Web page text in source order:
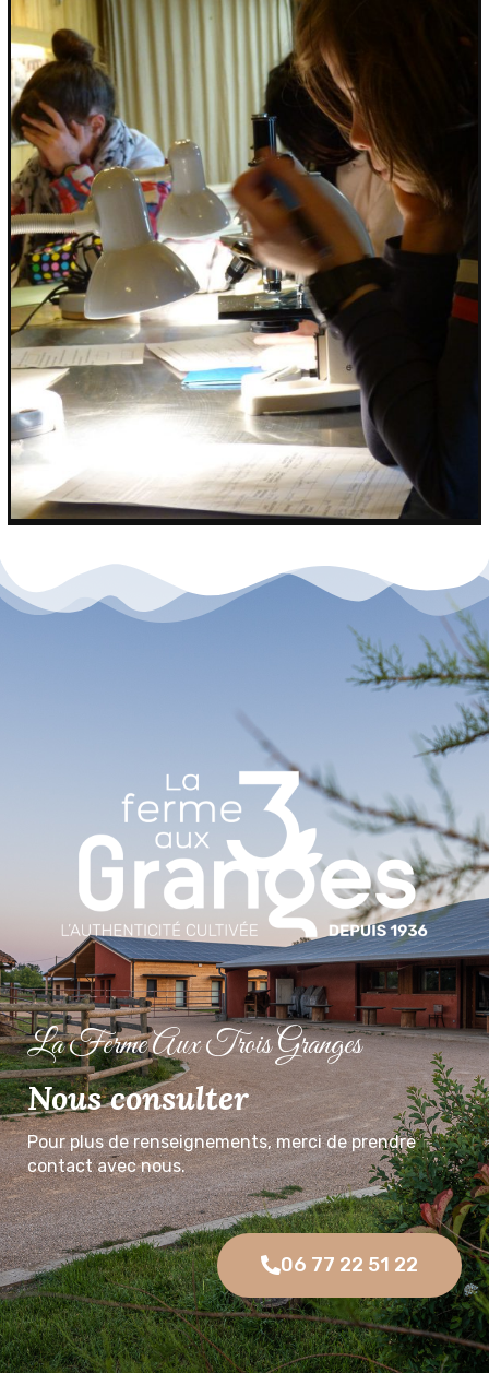
La Ferme Aux Trois Granges
Nous consulter
Pour plus de renseignements, merci de prendre
contact avec nous.
06 77 22 51 22